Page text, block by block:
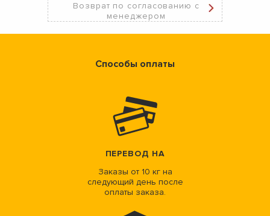
Возврат по согласованию с
менеджером
Способы оплаты
ПЕРЕВОД НА
Заказы от 10 кг на
следующий день после
оплаты заказа.